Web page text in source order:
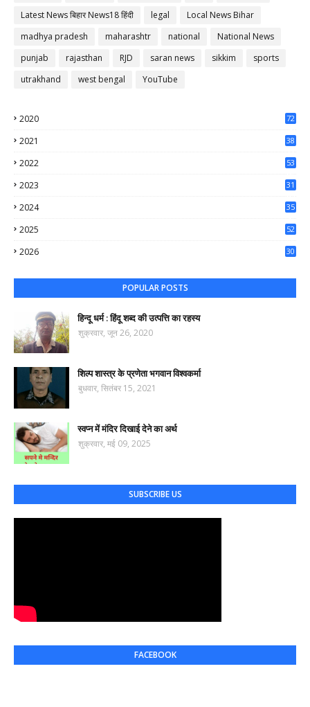
Latest News बिहार News18 हिंदी legal
Local News Bihar
madhya pradesh
maharashtr national
National News
punjab
rajasthan RJD saran news sikkim
sports
utrakhand
west bengal YouTube
2020
72
2021
38
2022
53
2023
31
2024
35
2025
52
2026
30
POPULAR POSTS
हिन्दू धर्म : हिंदू शब्द की उत्पत्ति का रहस्य
शुक्रवार, जून 26, 2020
शिल्प शास्त्र के प्रणेता भगवान विश्वकर्मा
बुधवार, सितंबर 15, 2021
स्वप्न में मंदिर दिखाई देने का अर्थ
शुक्रवार, मई 09, 2025
SUBSCRIBE US
FACEBOOK